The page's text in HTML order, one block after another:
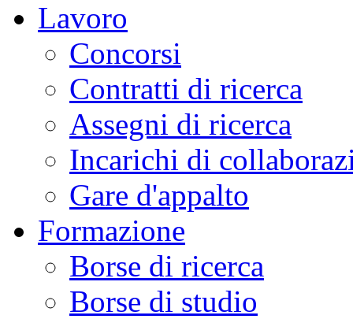
Lavoro
Concorsi
Contratti di ricerca
Assegni di ricerca
Incarichi di
Gare d'appalto
Formazione
Borse di ricerca
Borse di studio